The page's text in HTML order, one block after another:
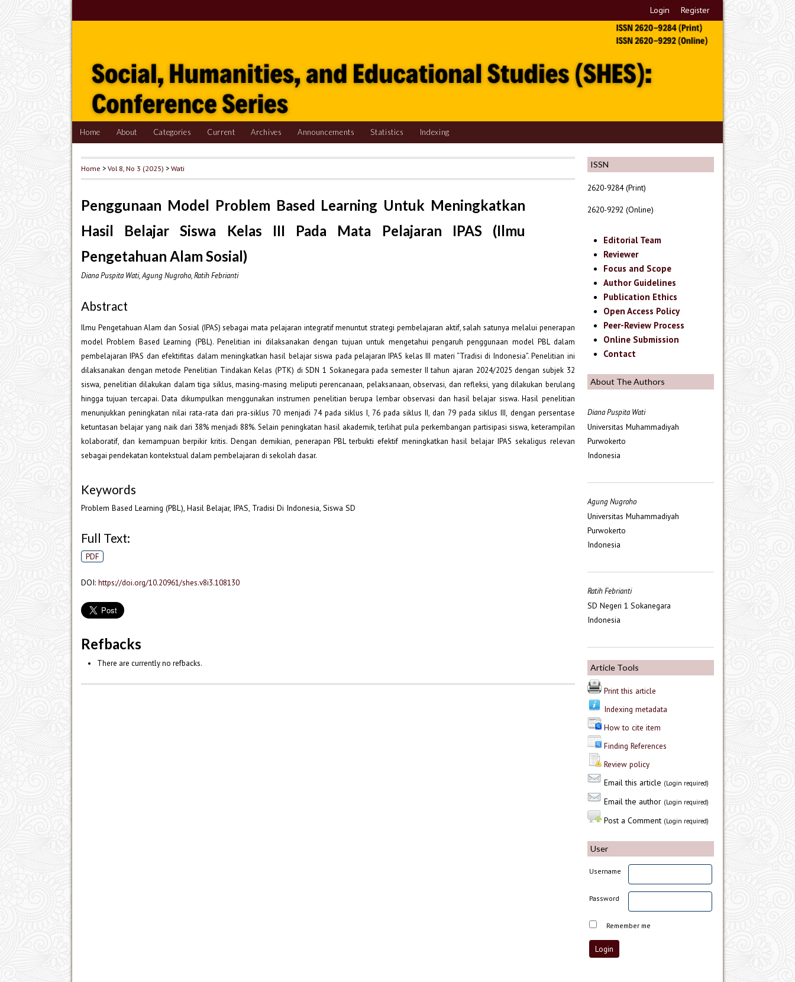
Login Register
Home About Categories Current Archives Announcements Statistics Indexing
ISSN
2620-9284 (Print)
2620-9292 (Online)
Editorial Team
Reviewer
Focus and Scope
Author Guidelines
Publication Ethics
Open Access Policy
Peer-Review Process
Online Submission
Contact
About The Authors
Diana Puspita Wati
Universitas Muhammadiyah
Purwokerto
Indonesia
Agung Nugroho
Universitas Muhammadiyah
Purwokerto
Indonesia
Ratih Febrianti
SD Negeri 1 Sokanegara
Indonesia
Article Tools
Print this article
Indexing metadata
How to cite item
Finding References
Review policy
Email this article (Login required)
Email the author (Login required)
Post a Comment (Login required)
User
Username
Password
Remember me
Home >Vol 8, No 3 (2025) >Wati
Penggunaan Model Problem Based Learning Untuk Meningkatkan
Hasil Belajar Siswa Kelas III Pada Mata Pelajaran IPAS (Ilmu
Pengetahuan Alam Sosial)
Diana Puspita Wati, Agung Nugroho, Ratih Febrianti
Abstract
Ilmu Pengetahuan Alam dan Sosial (IPAS) sebagai mata pelajaran integratif menuntut strategi pembelajaran aktif, salah satunya melalui penerapan
model Problem Based Learning (PBL). Penelitian ini dilaksanakan dengan tujuan untuk mengetahui pengaruh penggunaan model PBL dalam
pembelajaran IPAS dan efektifitas dalam meningkatkan hasil belajar siswa pada pelajaran IPAS kelas III materi “Tradisi di Indonesia”. Penelitian ini
dilaksanakan dengan metode Penelitian Tindakan Kelas (PTK) di SDN 1 Sokanegara pada semester II tahun ajaran 2024/2025 dengan subjek 32
siswa, penelitian dilakukan dalam tiga siklus, masing-masing meliputi perencanaan, pelaksanaan, observasi, dan refleksi, yang dilakukan berulang
hingga tujuan tercapai. Data dikumpulkan menggunakan instrumen penelitian berupa lembar observasi dan hasil belajar siswa. Hasil penelitian
menunjukkan peningkatan nilai rata-rata dari pra-siklus 70 menjadi 74 pada siklus I, 76 pada siklus II, dan 79 pada siklus III, dengan persentase
ketuntasan belajar yang naik dari 38% menjadi 88%. Selain peningkatan hasil akademik, terlihat pula perkembangan partisipasi siswa, keterampilan
kolaboratif, dan kemampuan berpikir kritis. Dengan demikian, penerapan PBL terbukti efektif meningkatkan hasil belajar IPAS sekaligus relevan
sebagai pendekatan kontekstual dalam pembelajaran di sekolah dasar.
Keywords
Problem Based Learning (PBL), Hasil Belajar, IPAS, Tradisi Di Indonesia, Siswa SD
Full Text:
PDF
DOI: https://doi.org/10.20961/shes.v8i3.108130
Refbacks
There are currently no refbacks.